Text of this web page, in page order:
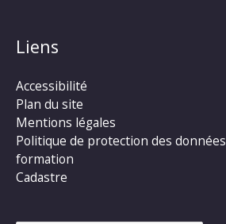
Liens
Accessibilité
Plan du site
Mentions légales
Politique de protection des données
formation
Cadastre